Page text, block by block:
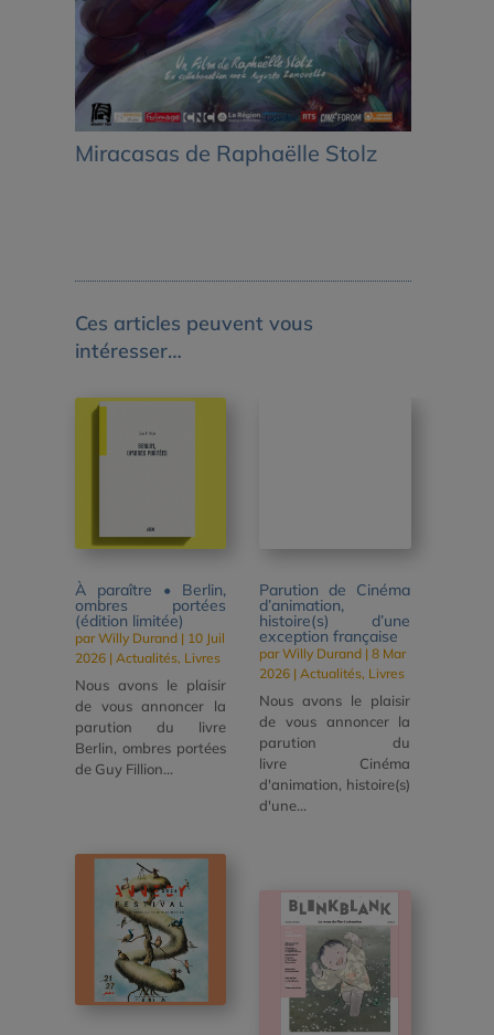
Miracasas de Raphaëlle Stolz
Ces articles peuvent vous
intéresser…
À paraître • Berlin,
ombres portées
(édition limitée)
parWilly Durand | 10 Juil
2026 |Actualités, Livres
Nous avons le plaisir
de vous annoncer la
parution du livre
Berlin, ombres portées
de Guy Fillion...
Parution de Cinéma
d’animation,
histoire(s) d’une
exception française
parWilly Durand |8 Mar
2026 |Actualités, Livres
Nous avons le plaisir
de vous annoncer la
parution du
livre Cinéma
d'animation, histoire(s)
d'une...